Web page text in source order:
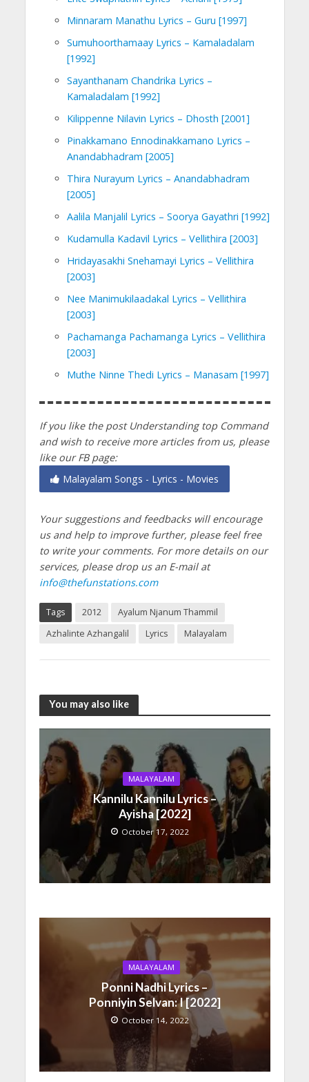
Minnaram Manathu Lyrics – Guru [1997]
Sumuhoorthamaay Lyrics – Kamaladalam
[1992]
Sayanthanam Chandrika Lyrics –
Kamaladalam [1992]
Kilippenne Nilavin Lyrics – Dhosth [2001]
Pinakkamano Ennodinakkamano Lyrics –
Anandabhadram [2005]
Thira Nurayum Lyrics – Anandabhadram
[2005]
Aalila Manjalil Lyrics – Soorya Gayathri [1992]
Kudamulla Kadavil Lyrics – Vellithira [2003]
Hridayasakhi Snehamayi Lyrics – Vellithira
[2003]
Nee Manimukilaadakal Lyrics – Vellithira
[2003]
Pachamanga Pachamanga Lyrics – Vellithira
[2003]
Muthe Ninne Thedi Lyrics – Manasam [1997]
If you like the post Understanding top Command
and wish to receive more articles from us, please
like our FB page:
Malayalam Songs - Lyrics - Movies
Your suggestions and feedbacks will encourage
us and help to improve further, please feel free
to write your comments. For more details on our
services, please drop us an E-mail at
info@thefunstations.com
Tags 2012
Ayalum Njanum Thammil
Azhalinte Azhangalil
Lyrics Malayalam
You may also like
MALAYALAM
Kannilu Kannilu Lyrics –
Ayisha [2022]
October 17, 2022
MALAYALAM
Ponni Nadhi Lyrics –
Ponniyin Selvan: I [2022]
October 14, 2022